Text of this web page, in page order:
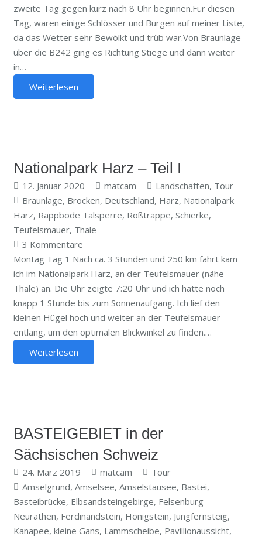
zweite Tag gegen kurz nach 8 Uhr beginnen.Für diesen
Tag, waren einige Schlösser und Burgen auf meiner Liste,
da das Wetter sehr Bewölkt und trüb war.Von Braunlage
über die B242 ging es Richtung Stiege und dann weiter
in…
Weiterlesen
Nationalpark Harz – Teil I
12. Januar 2020 matcam Landschaften, Tour
Braunlage, Brocken, Deutschland, Harz, Nationalpark
Harz, Rappbode Talsperre, Roßtrappe, Schierke,
Teufelsmauer, Thale
3 Kommentare
Montag Tag 1 Nach ca. 3 Stunden und 250 km fahrt kam
ich im Nationalpark Harz, an der Teufelsmauer (nähe
Thale) an. Die Uhr zeigte 7:20 Uhr und ich hatte noch
knapp 1 Stunde bis zum Sonnenaufgang. Ich lief den
kleinen Hügel hoch und weiter an der Teufelsmauer
entlang, um den optimalen Blickwinkel zu finden.…
Weiterlesen
BASTEIGEBIET in der
Sächsischen Schweiz
24. März 2019 matcam
Tour
Amselgrund, Amselsee, Amselstausee, Bastei,
Basteibrücke, Elbsandsteingebirge, Felsenburg
Neurathen, Ferdinandstein, Honigstein, Jungfernsteig,
Kanapee, kleine Gans, Lammscheibe, Pavillionaussicht,